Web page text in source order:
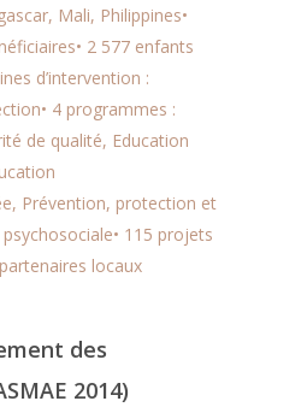
Mali, Philippines•
2 577 enfants
d’intervention :
4 programmes :
de qualité, Education
Prévention, protection et
115 projets
locaux
des
2014)